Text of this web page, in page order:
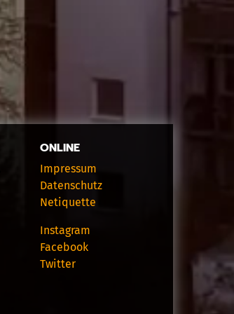
ONLINE
Impressum
Datenschutz
Netiquette
Instagram
Facebook
Twitter